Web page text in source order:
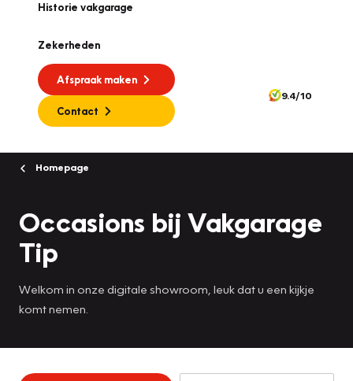
Historie vakgarage
Zekerheden
Afspraak maken
Contact
9.4/10
Homepage
Occasions bij Vakgarage
Tip
Welkom in onze digitale showroom, leuk dat u een kijkje
komt nemen.